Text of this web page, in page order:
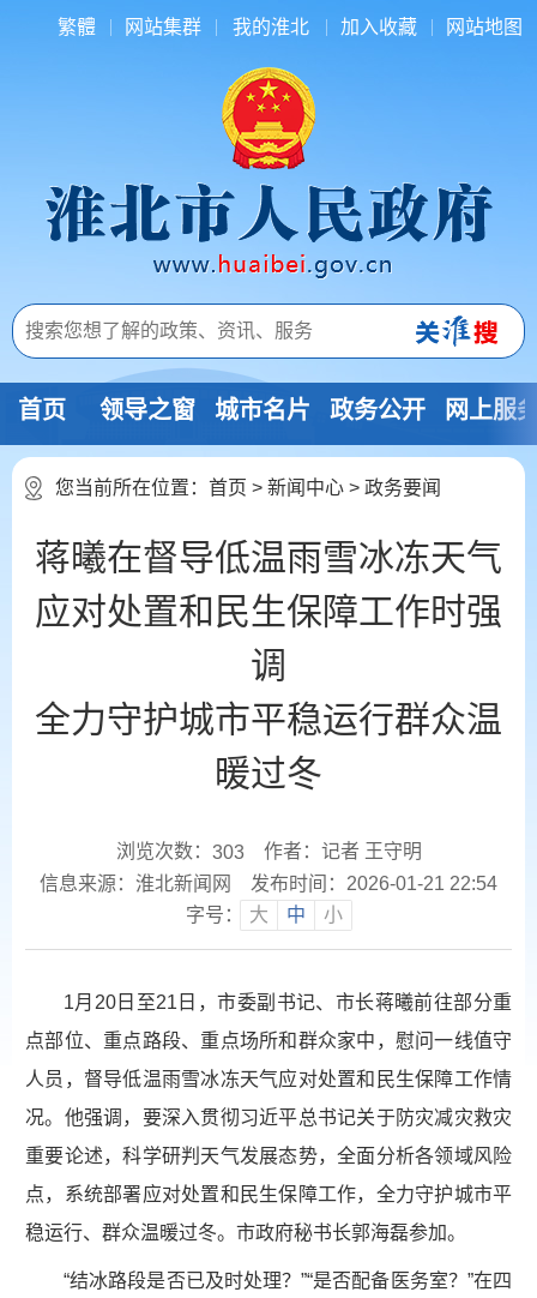
繁體 网站集群 我的淮北 加入收藏 网站地图
首页 领导之窗 城市名片 政务公开 网上服
您当前所在位置： 首页 > 新闻中心 > 政务要闻
蒋曦在督导低温雨雪冰冻天气
应对处置和民生保障工作时强
调
全力守护城市平稳运行群众温
暖过冬
浏览次数： 303
作者：记者 王守明
信息来源：淮北新闻网
发布时间：2026-01-21 22:54
字号：
大 中 小
1月20日至21日，市委副书记、市长蒋曦前往部分重
点部位、重点路段、重点场所和群众家中，慰问一线值守
人员，督导低温雨雪冰冻天气应对处置和民生保障工作情
况。他强调，要深入贯彻习近平总书记关于防灾减灾救灾
重要论述，科学研判天气发展态势，全面分析各领域风险
点，系统部署应对处置和民生保障工作，全力守护城市平
稳运行、群众温暖过冬。市政府秘书长郭海磊参加。
“结冰路段是否已及时处理？”“是否配备医务室？”在四